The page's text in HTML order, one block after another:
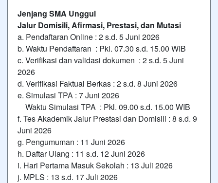
Jenjang SMA Unggul
Jalur Domisili, Afirmasi, Prestasi, dan Mutasi
a. Pendaftaran Online : 2 s.d. 5 Juni 2026
b. Waktu Pendaftaran : Pkl. 07.30 s.d. 15.00 WIB
c. Verifikasi dan validasi dokumen : 2 s.d. 5 Juni
2026
d. Verifikasi Faktual Berkas : 2 s.d. 8 Juni 2026
e. Simulasi TPA : 7 Juni 2026
Waktu Simulasi TPA : Pkl. 09.00 s.d. 15.00 WIB
f. Tes Akademik Jalur Prestasi dan Domisili : 8 s.d. 9
Juni 2026
g. Pengumuman : 11 Juni 2026
h. Daftar Ulang : 11 s.d. 12 Juni 2026
i. Hari Pertama Masuk Sekolah : 13 Juli 2026
j. MPLS : 13 s.d. 17 Juli 2026